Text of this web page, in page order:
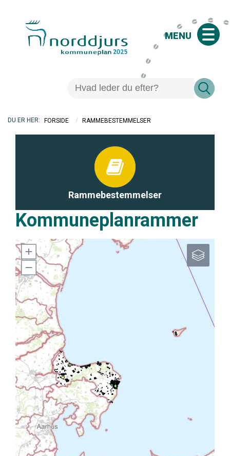
MENU
FORSIDE / RAMMEBESTEMMELSER
Rammebestemmelser
Kommuneplanrammer